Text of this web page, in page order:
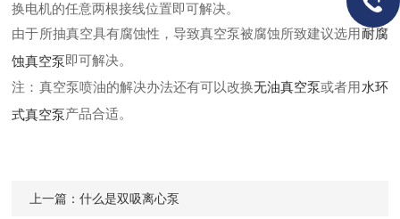
换电机的任意两根接线位置即可解决。
由于所抽真空具有腐蚀性，导致真空泵被腐蚀所致建议选用耐腐
蚀真空泵即可解决。
注：真空泵喷油的解决办法还有可以改换无油真空泵或者用 水环
式真空泵产品合适。
上一篇：什么是双吸离心泵